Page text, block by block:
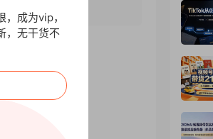
成为vip，
，无干货不